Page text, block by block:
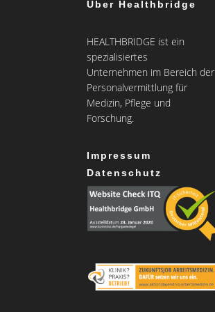
Über Healthbridge
HEALTHBRIDGE ist ein
spezialisiertes
Unternehmen im Bereich der
Personalvermittlung für
Medizin, Pflege und
Forschung.
Impressum
Datenschutz